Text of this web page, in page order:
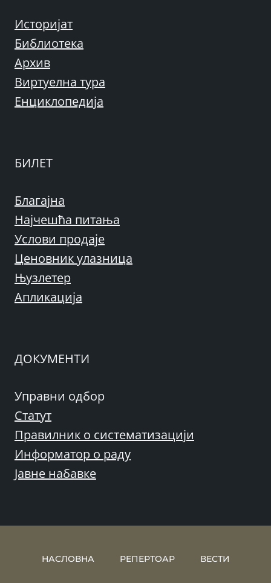
Историјат
Библиотека
Архив
Виртуелна тура
Енциклопедија
БИЛЕТ
Благајна
Најчешћа питања
Услови продаје
Ценовник улазница
Њузлетер
Апликација
ДОКУМЕНТИ
Управни одбор
Статут
Правилник о систематизацији
Информатор о раду
Јавне набавке
НАСЛОВНА РЕПЕРТОАР ВЕСТИ